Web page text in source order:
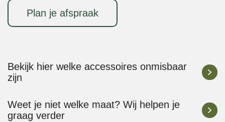
Plan je afspraak
Bekijk hier welke accessoires onmisbaar
zijn
Weet je niet welke maat? Wij helpen je
graag verder